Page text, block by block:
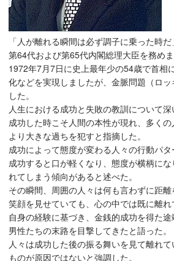
「人が離れる瞬間は必ず調子に乗った時だ
第64代および第65代内閣総理大臣を務めま
1972年7月7日に史上最年少の54歳で首相
化などを実現しましたが、金脈問題（ロ
した。
人生における成功と失敗の教訓について深
成功した時こそ人間の本性が現れ、多く
より大きな過ちを犯すと指摘した。
成功によって態度が変わる人々の行動パタ
成功すると口が軽くなり、態度が横柄に
れてしまう傾向があると述べた。
その瞬間、周囲の人々は何も言わずに距
笑顔を見せていても、心の中では既に離れ
自身の経験に基づき、金銭的成功を得た
男性たちの末路を目撃してきたと語った。
人々は成功した後の振る舞いを見て離れ
ものが原因ではないと強調した。